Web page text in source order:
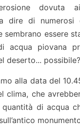
dovuta
dire di numerosi
sembrano essere
acqua piovana
deserto... possibile?
alla data del
clima, che
di acqua